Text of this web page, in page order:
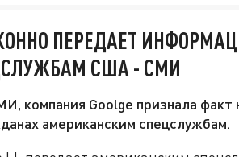
ПЕРЕДАЕТ
США - СМИ
компания Goolge признала факт
американским спецслужбам.